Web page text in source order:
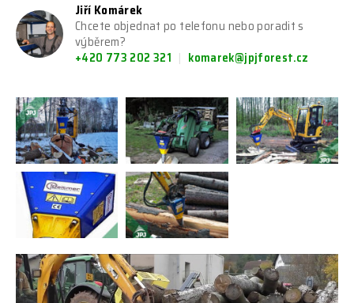
Jiří Komárek
Chcete objednat po telefonu nebo poradit s
výběrem?
+420 773 202 321
komarek@jpjforest.cz